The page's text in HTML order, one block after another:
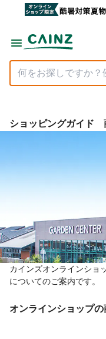
ショッピングガイド
カインズオンラインショ
についてのご案内です。
オンラインショップ